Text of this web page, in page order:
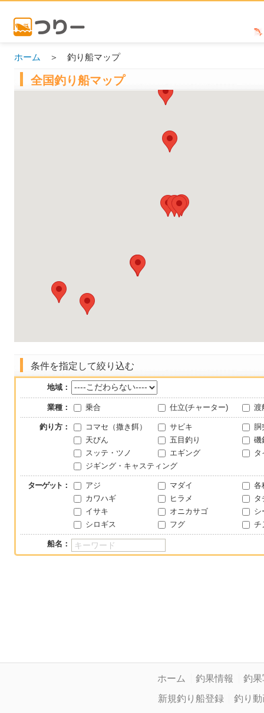
ホーム ＞ 釣り船マップ
全国釣り船マップ
条件を指定して絞り込む
地域：
業種： 乗合 仕立(チャーター) 渡
釣り方： コマセ（撒き餌） サビキ
胴
天びん
五目釣り
磯
スッテ・ツノ
エギング
タ
ジギング・キャスティング
ターゲット ： アジ マダイ
各
カワハギ
ヒラメ
タ
イサキ
オニカサゴ
シ
シロギス
フグ チ
船名：
ホーム 釣果情報
釣
新規釣り船登録
釣り動